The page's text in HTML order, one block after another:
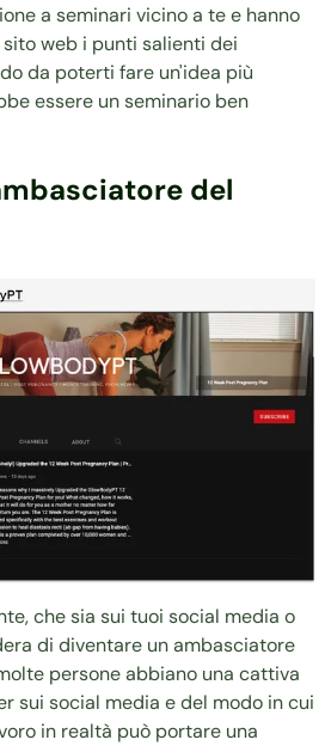
a seminari vicino a te e hanno
web i punti salienti dei
da poterti fare un'idea più
essere un seminario ben
del
che sia sui tuoi social media o
di diventare un ambasciatore
persone abbiano una cattiva
sui social media e del modo in cui
in realtà può portare una